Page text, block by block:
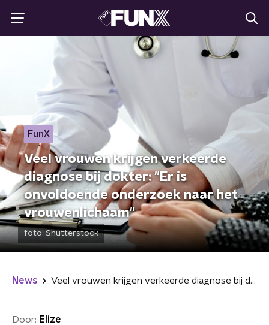
FunX
Veel vrouwen krijgen verkeerde
diagnose bij dokter: "Er is
onvoldoende onderzoek naar het
vrouwenlichaam"
foto: Shutterstock
News Veel vrouwen krijgen verkeerde diagnose bij dokter: "Er is onvoldoende onderzoek naar het vrouwenlichaam"
Door: Elize